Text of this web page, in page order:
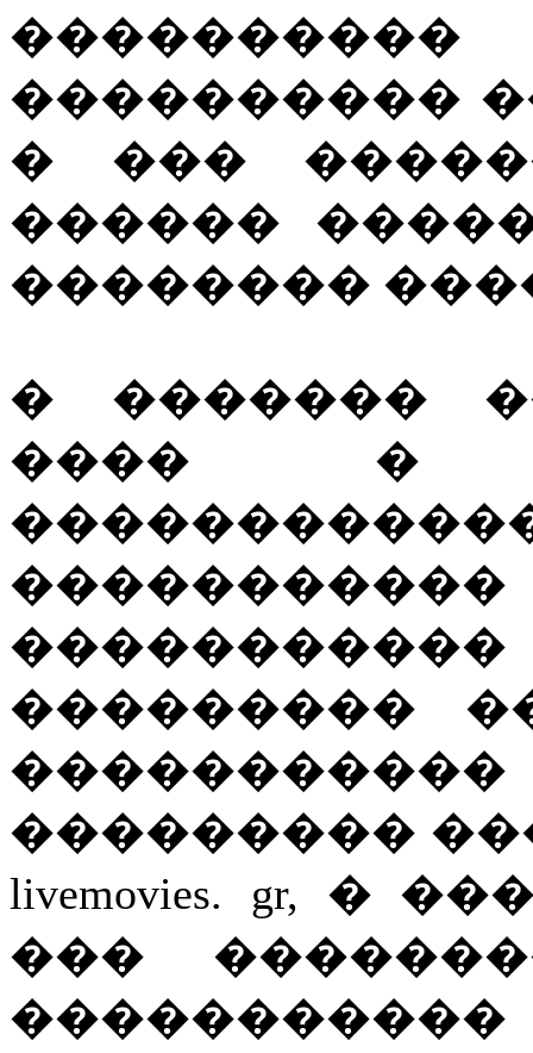
����������
� ���
������
��������
� �������
���� �
���������
���������
livemovies. gr, �
���